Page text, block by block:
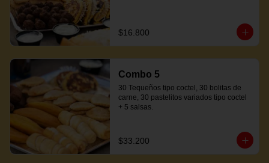
$16.800
Combo 5
30 Tequeños tipo coctel, 30 bolitas de
carne, 30 pastelitos variados tipo coctel
+ 5 salsas.
$33.200